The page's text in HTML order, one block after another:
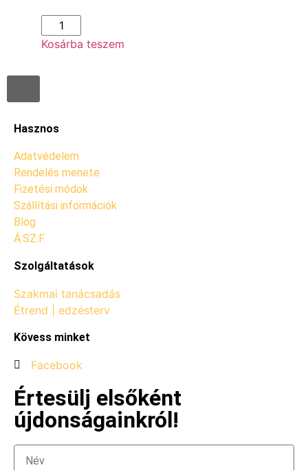
Kosárba teszem
Hasznos
Adatvédelem
Rendelés menete
Fizetési módok
Szállítási információk
Blog
Á.SZ.F.
Szolgáltatások
Szakmai tanácsadás
Étrend | edzésterv
Kövess minket
Facebook
Értesülj elsőként
újdonságainkról!